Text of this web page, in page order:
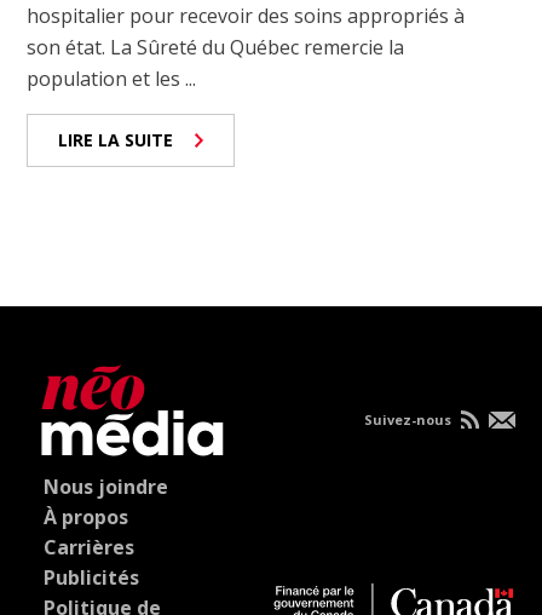
hospitalier pour recevoir des soins appropriés à
son état. La Sûreté du Québec remercie la
population et les ...
LIRE LA SUITE
Nous joindre
À propos
Carrières
Publicités
Politique de
Suivez-nous